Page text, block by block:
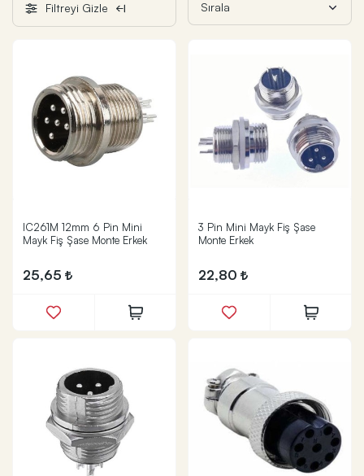
Filtreyi Gizle
IC261M 12mm 6 Pin Mini
Mayk Fiş Şase Monte Erkek
25,65
3 Pin Mini Mayk Fiş Şase
Monte Erkek
22,80